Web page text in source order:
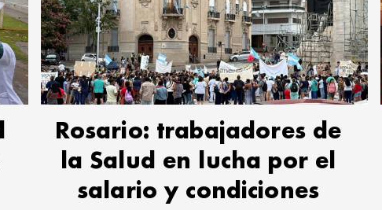
Rosario: trabajadores de
la Salud en lucha por el
salario y condiciones